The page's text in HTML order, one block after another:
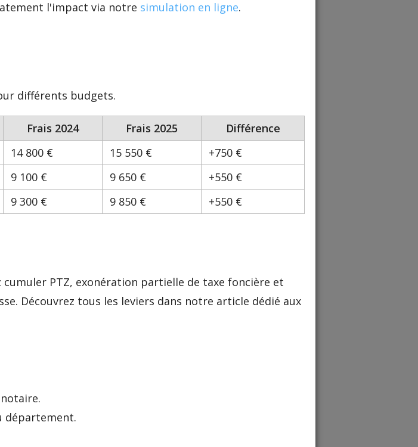
l'impact via notre simulation en ligne.
différents budgets.
Frais 2024 Frais 2025
Différence
14 800 € 15 550 €
+750 €
9 100 € 9 650 €
+550 €
9 300 € 9 850 € +550 €
PTZ, exonération partielle de taxe foncière et
Découvrez tous les leviers dans notre article dédié aux
département.